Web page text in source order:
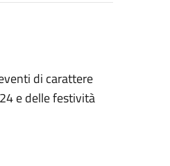
di carattere
e delle festività